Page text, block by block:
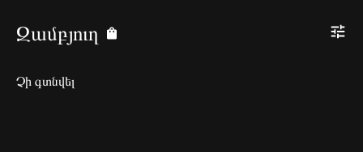
Զամբյուղ
Չի գտնվել